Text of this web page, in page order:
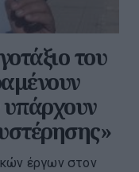
του
έργων στον